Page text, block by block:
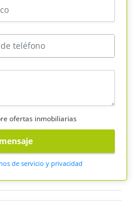
ofertas inmobiliarias
de servicio y privacidad